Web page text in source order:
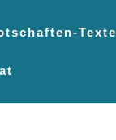
Texte